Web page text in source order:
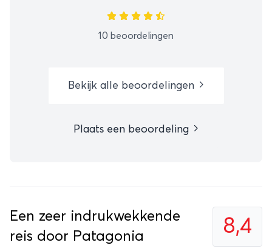
10 beoordelingen
Bekijk alle beoordelingen
Plaats een beoordeling
8,4
Een zeer indrukwekkende
reis door Patagonia